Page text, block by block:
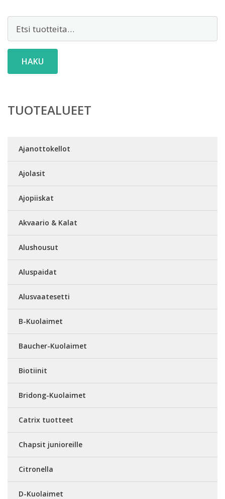
HAKU
TUOTEALUEET
Ajanottokellot
Ajolasit
Ajopiiskat
Akvaario & Kalat
Alushousut
Aluspaidat
Alusvaatesetti
B-Kuolaimet
Baucher-Kuolaimet
Biotiinit
Bridong-Kuolaimet
Catrix tuotteet
Chapsit junioreille
Citronella
D-Kuolaimet